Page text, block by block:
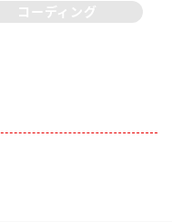
コーディング